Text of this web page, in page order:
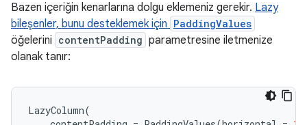
Bazen içeriğin kenarlarına dolgu eklemeniz gerekir. Lazy
bileşenler, bunu desteklemek için PaddingValues
öğelerini contentPadding parametresine iletmenize
olanak tanır:
LazyColumn(